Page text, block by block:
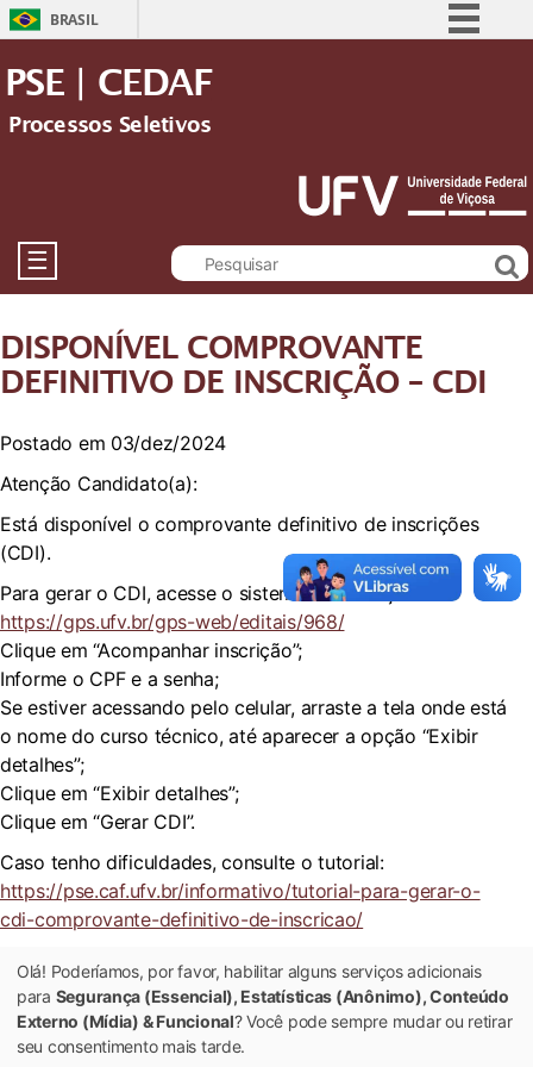
BRASIL
Acesso à informação
Legislação
Canais
PSE | CEDAF
Processos Seletivos
☰
DISPONÍVEL COMPROVANTE
DEFINITIVO DE INSCRIÇÃO – CDI
Postado em 03/dez/2024
Atenção Candidato(a):
Está disponível o comprovante definitivo de inscrições
(CDI).
Para gerar o CDI, acesse o sistema de inscrições:
https://gps.ufv.br/gps-web/editais/968/
Clique em “Acompanhar inscrição”;
Informe o CPF e a senha;
Se estiver acessando pelo celular, arraste a tela onde está
o nome do curso técnico, até aparecer a opção “Exibir
detalhes”;
Clique em “Exibir detalhes”;
Clique em “Gerar CDI”.
Caso tenho dificuldades, consulte o tutorial:
https://pse.caf.ufv.br/informativo/tutorial-para-gerar-o-
cdi-comprovante-definitivo-de-inscricao/
Dúvidas podem ser enviadas para o e-mail pse.caf@ufv.br
ou por whatsapp 3136021250.
Olá! Poderíamos, por favor, habilitar alguns serviços adicionais
para Segurança (Essencial), Estatísticas (Anônimo), Conteúdo
Externo (Mídia) & Funcional? Você pode sempre mudar ou retirar
seu consentimento mais tarde.